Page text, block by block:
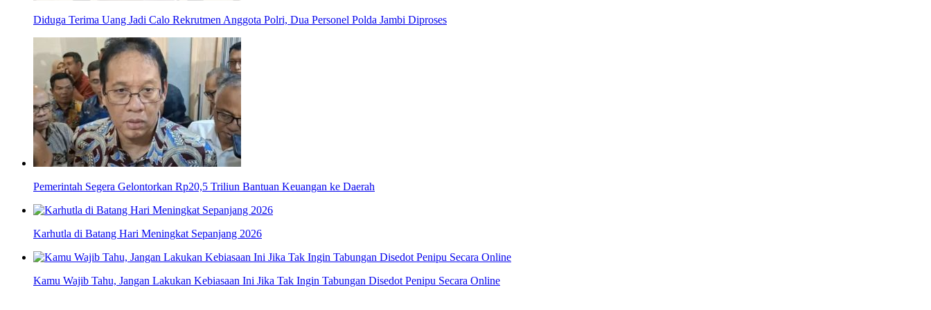
Diduga Terima Uang Jadi Calo Rekrutmen Anggota Polri, Dua Personel Polda Jambi Diproses
Pemerintah Segera Gelontorkan Rp20,5 Triliun Bantuan Keuangan ke Daerah
Karhutla di Batang Hari Meningkat Sepanjang 2026
Kamu Wajib Tahu, Jangan Lakukan Kebiasaan Ini Jika Tak Ingin Tabungan Disedot Penipu Secara Online